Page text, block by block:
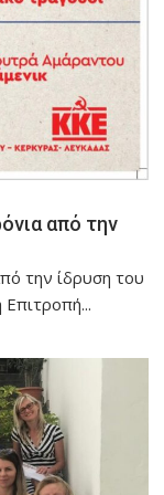
από την
την ίδρυση του